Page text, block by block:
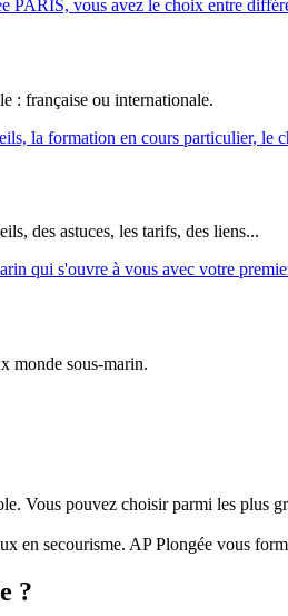
: française ou internationale.
des astuces, les tarifs, des liens...
monde sous-marin.
Vous pouvez choisir parmi les plus
en secourisme. AP Plongée vous
?